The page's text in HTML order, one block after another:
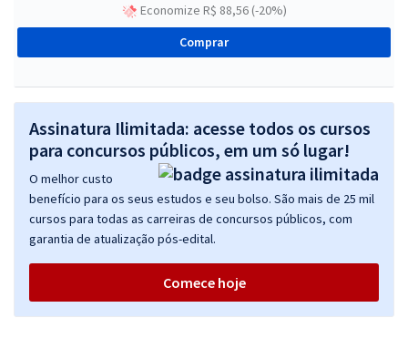
Economize R$ 88,56 (-20%)
Comprar
Assinatura Ilimitada: acesse todos os cursos
para concursos públicos, em um só lugar!
O melhor custo
benefício para os seus estudos e seu bolso. São mais de 25 mil
cursos para todas as carreiras de concursos públicos, com
garantia de atualização pós-edital.
Comece hoje